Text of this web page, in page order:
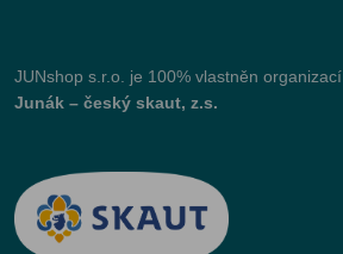
JUNshop s.r.o.
je 100% vlastněn organizací
Junák – český skaut, z.s.